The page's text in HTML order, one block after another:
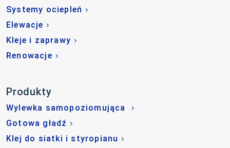
Systemy ociepleń
Elewacje
Kleje i zaprawy
Renowacje
Produkty
Wylewka samopoziomująca
Gotowa gładź
Klej do siatki i styropianu